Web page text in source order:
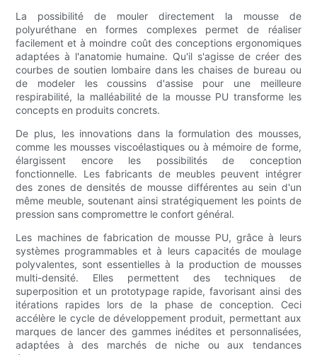
La possibilité de mouler directement la mousse de
polyuréthane en formes complexes permet de réaliser
facilement et à moindre coût des conceptions ergonomiques
adaptées à l'anatomie humaine. Qu'il s'agisse de créer des
courbes de soutien lombaire dans les chaises de bureau ou
de modeler les coussins d'assise pour une meilleure
respirabilité, la malléabilité de la mousse PU transforme les
concepts en produits concrets.
De plus, les innovations dans la formulation des mousses,
comme les mousses viscoélastiques ou à mémoire de forme,
élargissent encore les possibilités de conception
fonctionnelle. Les fabricants de meubles peuvent intégrer
des zones de densités de mousse différentes au sein d'un
même meuble, soutenant ainsi stratégiquement les points de
pression sans compromettre le confort général.
Les machines de fabrication de mousse PU, grâce à leurs
systèmes programmables et à leurs capacités de moulage
polyvalentes, sont essentielles à la production de mousses
multi-densité. Elles permettent des techniques de
superposition et un prototypage rapide, favorisant ainsi des
itérations rapides lors de la phase de conception. Ceci
accélère le cycle de développement produit, permettant aux
marques de lancer des gammes inédites et personnalisées,
adaptées à des marchés de niche ou aux tendances